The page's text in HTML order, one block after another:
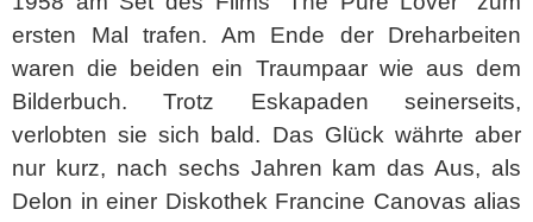
ersten Mal trafen. Am Ende der Dreharbeiten
waren die beiden ein Traumpaar wie aus dem
Bilderbuch. Trotz Eskapaden seinerseits,
verlobten sie sich bald. Das Glück währte aber
nur kurz, nach sechs Jahren kam das Aus, als
Delon in einer Diskothek Francine Canovas alias